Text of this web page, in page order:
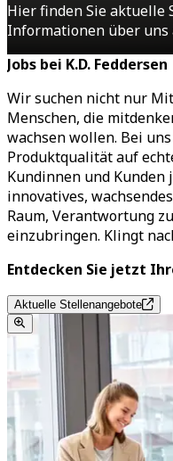
Hier finden Sie aktuelle
Informationen über uns
Jobs bei K.D. Feddersen
Wir suchen nicht nur
Menschen, die
wachsen wollen. Bei
Produktqualität auf
Kundinnen und Kunden
innovatives,
Raum, Verantwortung
einzubringen. Klingt
Entdecken Sie jetzt
Aktuelle Stellenangebote